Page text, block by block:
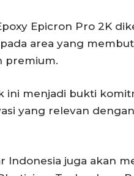
Epicron Pro 2K
area yang
premium.
ini menjadi bukti
yang relevan
Indonesia juga akan